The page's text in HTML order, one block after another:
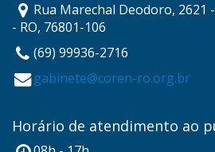
Rua Marechal Deodoro, 2621
- RO, 76801-106
(69) 99936-2716
gabinete@coren-ro.org.br
Horário de atendimento ao